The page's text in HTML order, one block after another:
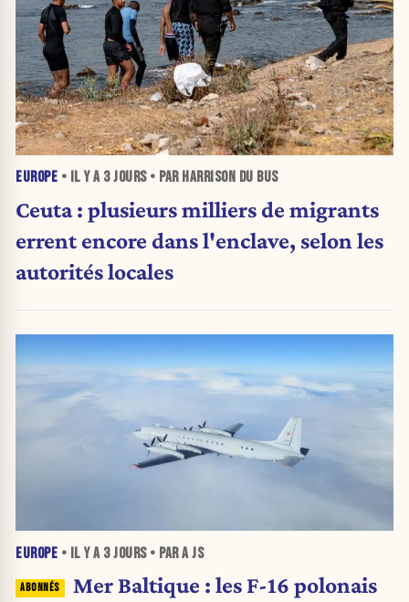
EUROPE • IL Y A 3 JOURS• PAR HARRISON DU BUS
Ceuta : plusieurs milliers de migrants
errent encore dans l'enclave, selon les
autorités locales
EUROPE • IL Y A 3 JOURS• PAR A JS
Mer Baltique : les F-16 polonais